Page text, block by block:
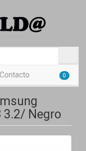
Contacto 0
3.2/ Negro